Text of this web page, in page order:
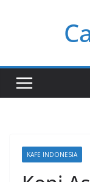
KAFE INDONESIA